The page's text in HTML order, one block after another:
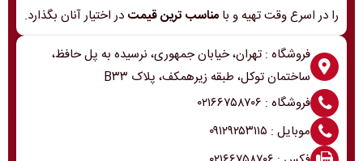
را در اسرع وقت تهیه و با مناسب ترین قیمت در اختیار آنان بگذارد.
فروشگاه : تهران، خیابان جمهوری، نرسیده به پل حافظ،
ساختمان توکل، طبقه زیرهمکف، پلاک B۳۳
فروشگاه : ۰۲۱۶۶۷۵۸۷۰۶
موبایل : ۰۹۱۲۹۲۵۳۱۱۵